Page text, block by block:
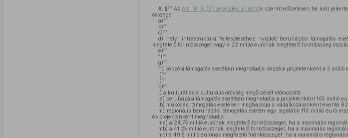
6. §73 Az Atr. 18. § (2) bekezdés a) pontja szerint előzetesen be kell
összege
a)74
b)75
c)76
d) helyi infrastruktúra fejlesztéséhez nyújtott beruházási támogatás
megfelelő forintösszeget vagy a 22 millió eurónak megfelelő forintösszeg
e)77
f)78
g)79
h) képzési támogatás esetében meghaladja képzési projektenként a 3 millió
i)80
j)81
k)82
l) a kultúrát és a kulturális örökség megőrzését előmozdító
la) beruházási támogatás esetében meghaladja a projektenként 165 millió
lb) működési támogatás esetében meghaladja a vállalkozásonként évente
m) regionális beruházási támogatás esetén egy legalább 110 millió euró
és projektenként meghaladja
ma) a 24,75 millió eurónak megfelelő forintösszeget, ha a maximális
mb) a 41,25 millió eurónak megfelelő forintösszeget, ha a maximális
mc) a 49,5 millió eurónak megfelelő forintösszeget, ha a maximális